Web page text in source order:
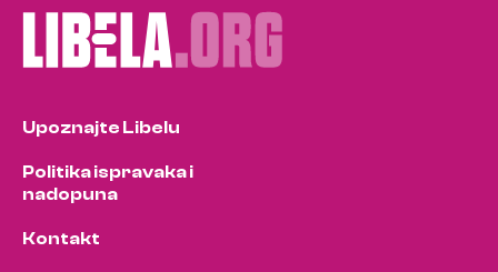
Upoznajte Libelu
Politika ispravaka i
nadopuna
Kontakt